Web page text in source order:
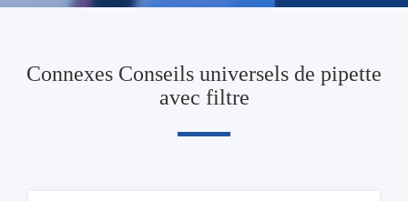
Connexes Conseils universels de pipette
avec filtre